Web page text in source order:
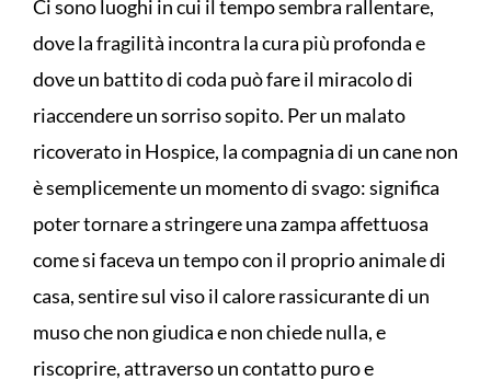
Ci sono luoghi in cui il tempo sembra rallentare,
dove la fragilità incontra la cura più profonda e
dove un battito di coda può fare il miracolo di
riaccendere un sorriso sopito. Per un malato
ricoverato in Hospice, la compagnia di un cane non
è semplicemente un momento di svago: significa
poter tornare a stringere una zampa affettuosa
come si faceva un tempo con il proprio animale di
casa, sentire sul viso il calore rassicurante di un
muso che non giudica e non chiede nulla, e
riscoprire, attraverso un contatto puro e